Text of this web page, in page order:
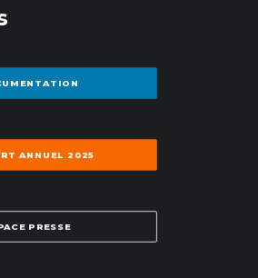
ANNUEL 2025
PRESSE